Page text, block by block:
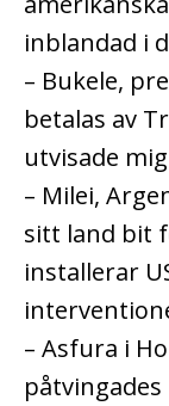
inblandad i
– Bukele,
betalas av
utvisade
– Milei,
sitt land bit
installerar
– Asfura i